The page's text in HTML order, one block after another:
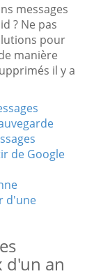
messages
? Ne pas
pour
manière
il y a
de Google
d'une
d'un an